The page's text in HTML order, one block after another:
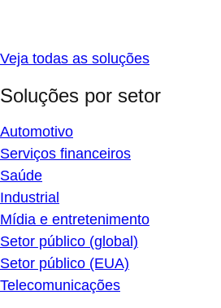
Veja todas as soluções
Soluções por setor
Automotivo
Serviços financeiros
Saúde
Industrial
Mídia e entretenimento
Setor público (global)
Setor público (EUA)
Telecomunicações